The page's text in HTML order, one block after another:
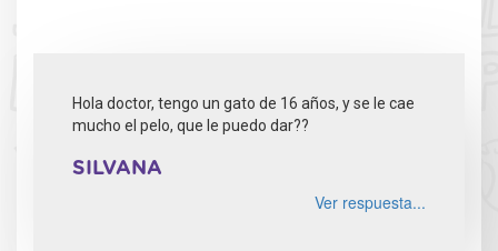
Hola doctor, tengo un gato de 16 años, y se le cae
mucho el pelo, que le puedo dar??
SILVANA
Ver respuesta...